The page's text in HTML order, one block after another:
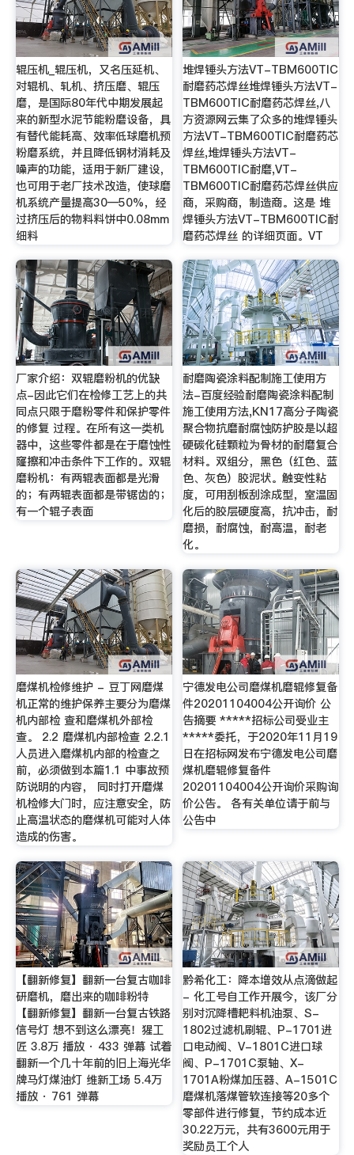
辊压机_辊压机，又名压延机、
对辊机、轧机、挤压磨、辊压
磨，是国际80年代中期发展起
来的新型水泥节能粉磨设备，具
有替代能耗高、效率低球磨机预
粉磨系统，并且降低钢材消耗及
噪声的功能，适用于新厂建设，
也可用于老厂技术改造，使球磨
机系统产量提高30—50%，经
过挤压后的物料料饼中0.08mm
细料
堆焊锤头方法VT-TBM600TIC
耐磨药芯焊丝堆焊锤头方法VT-
TBM600TIC耐磨药芯焊丝,八
方资源网云集了众多的堆焊锤头
方法VT-TBM600TIC耐磨药芯
焊丝,堆焊锤头方法VT-
TBM600TIC耐磨,VT-
TBM600TIC耐磨药芯焊丝供应
商，采购商，制造商。这是 堆
焊锤头方法VT-TBM600TIC耐
磨药芯焊丝 的详细页面。VT
厂家介绍：双辊磨粉机的优缺
点-因此它们在检修工艺上的共
同点只限于磨粉零件和保护零件
的修复 过程。在所有这一类机
器中，这些零件都是在于磨蚀性
窿擦和冲击条件下工作的。双辊
磨粉机：有两辊表面都是光滑
的；有两辊表面都是带锯齿的；
有一个辊子表面
耐磨陶瓷涂料配制施工使用方
法-百度经验耐磨陶瓷涂料配制
施工使用方法,KN17高分子陶瓷
聚合物抗磨耐腐蚀防护胶是以超
硬碳化硅颗粒为骨材的耐磨复合
材料。双组分，黑色（红色、蓝
色、灰色）胶泥状。触变性粘
度，可用刮板刮涂成型，室温固
化后的胶层硬度高，抗冲击，耐
磨损，耐腐蚀，耐高温，耐老
化。
磨煤机检修维护 - 豆丁网磨煤
机正常的维护保养主要分为磨煤
机内部检 查和磨煤机外部检
查。 2.2 磨煤机内部检查 2.2.1
人员进入磨煤机内部的检查之
前，必须做到本篇1.1 中事故预
防说明的内容， 同时打开磨煤
机检修大门时，应注意安全，防
止高温状态的磨煤机可能对人体
造成的伤害。
宁德发电公司磨煤机磨辊修复备
件20201104004公开询价 公
告摘要 *****招标公司受业主
*****委托，于2020年11月19
日在招标网发布宁德发电公司磨
煤机磨辊修复备件
20201104004公开询价采购询
价公告。 各有关单位请于前与
公告中
【翻新修复】翻新一台复古咖啡
研磨机，磨出来的咖啡粉特
【翻新修复】翻新一台复古铁路
信号灯 想不到这么漂亮！猩工
匠 3.8万 播放 · 433 弹幕 试着
翻新一个几十年前的旧上海光华
牌马灯煤油灯 维新工场 5.4万
播放 · 761 弹幕
黔希化工：降本增效从点滴做起
- 化工号自工作开展今，该厂分
别对沉降槽耙料机油泵、S-
1802过滤机刷辊、P-1701进
口电动阀、V-1801C进口球
阀、P-1701C泵轴、X-
1701A粉煤加压器、A-1501C
磨煤机落煤管软连接等20多个
零部件进行修复，节约成本近
30.22万元，共有3600元用于
奖励员工个人